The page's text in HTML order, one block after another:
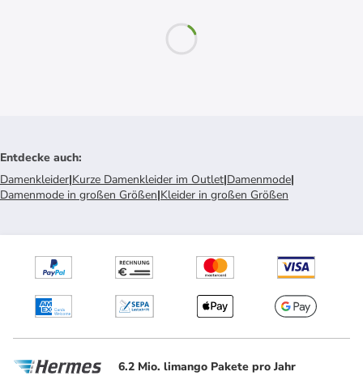
Entdecke auch:
Damenkleider|Kurze Damenkleider im Outlet|Damenmode|
Damenmode in großen Größen|Kleider in großen Größen
6.2 Mio. limango Pakete pro Jahr